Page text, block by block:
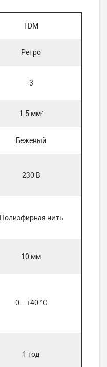
TDM
Ретро
3
1.5 мм²
Бежевый
230 В
Полиэфирная нить
10 мм
0…+40 °C
1 год